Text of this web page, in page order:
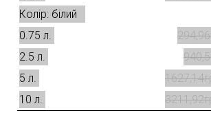
Колір: білий
0.75 л.
294,96
2.5 л.
940,5
5 л.
1627,14
10 л.
3211,92